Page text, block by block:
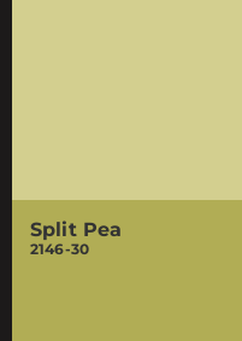
Split Pea
2146-30